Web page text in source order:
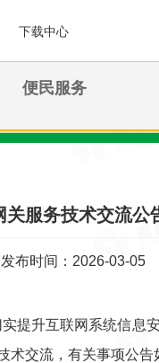
下载中心
便民服务
关服务技术交流公
发布时间：2026-03-05
提升互联网系统信息
术交流，有关事项公告